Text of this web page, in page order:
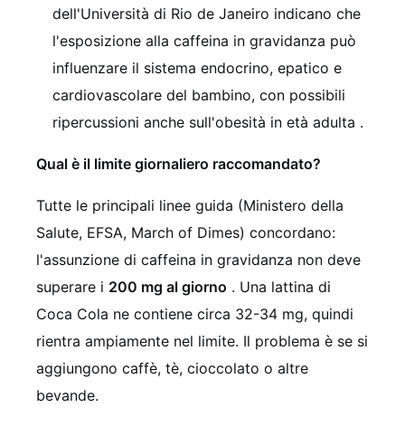
dell'Università di Rio de Janeiro indicano che
l'esposizione alla caffeina in gravidanza può
influenzare il sistema endocrino, epatico e
cardiovascolare del bambino, con possibili
ripercussioni anche sull'obesità in età adulta .
Qual è il limite giornaliero raccomandato?
Tutte le principali linee guida (Ministero della
Salute, EFSA, March of Dimes) concordano:
l'assunzione di caffeina in gravidanza non deve
superare i 200 mg al giorno . Una lattina di
Coca Cola ne contiene circa 32-34 mg, quindi
rientra ampiamente nel limite. Il problema è se si
aggiungono caffè, tè, cioccolato o altre
bevande.